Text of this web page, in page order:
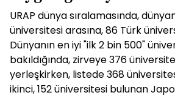
URAP dünya sıralamasında,
üniversitesi arasına, 86 Türk
Dünyanın en iyi "ilk 2 bin 500"
bakıldığında, zirveye 376
yerleşkirken, listede 368
ikinci, 152 üniversitesi bulunan